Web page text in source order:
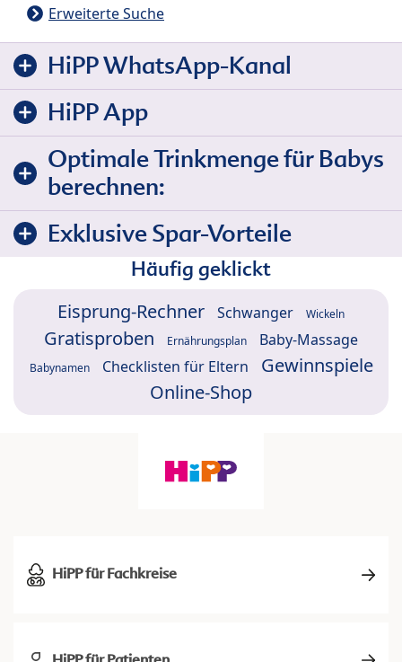
Erweiterte Suche
HiPP WhatsApp-Kanal
HiPP App
Optimale Trinkmenge für Babys
berechnen:
Exklusive Spar-Vorteile
Häufig geklickt
Eisprung-Rechner Schwanger Wickeln
Gratisproben Ernährungsplan Baby-Massage
Babynamen Checklisten für Eltern
Gewinnspiele
Online-Shop
HiPP für Fachkreise